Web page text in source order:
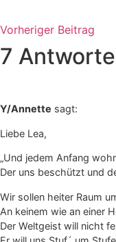
Vorheriger Beitrag
7
Y/Annette sagt:
Liebe Lea,
„Und jedem Anfang
Der uns beschützt und
Wir sollen heiter Raum
An keinem wie an einer
Der Weltgeist will nicht